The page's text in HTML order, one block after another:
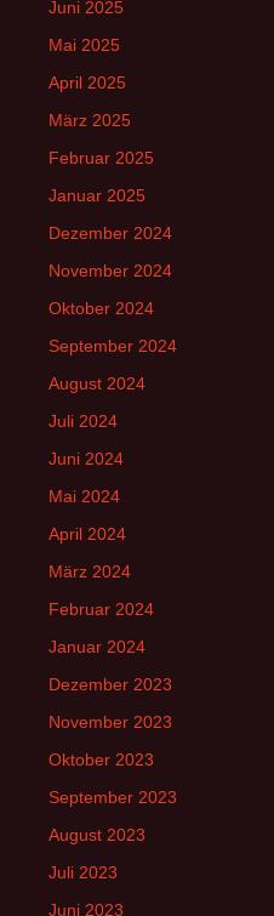
Juni 2025
Mai 2025
April 2025
März 2025
Februar 2025
Januar 2025
Dezember 2024
November 2024
Oktober 2024
September 2024
August 2024
Juli 2024
Juni 2024
Mai 2024
April 2024
März 2024
Februar 2024
Januar 2024
Dezember 2023
November 2023
Oktober 2023
September 2023
August 2023
Juli 2023
Juni 2023